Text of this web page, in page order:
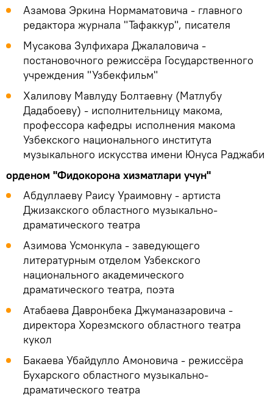
Азамова Эркина Нормаматовича - главного
редактора журнала "Тафаккур", писателя
Мусакова Зулфихара Джалаловича -
постановочного режиссёра Государственного
учреждения "Узбекфильм"
Халилову Мавлуду Болтаевну (Матлубу
Дадабоеву) - исполнительницу макома,
профессора кафедры исполнения макома
Узбекского национального института
музыкального искусства имени Юнуса Раджаби
орденом "Фидокорона хизматлари учун"
Абдуллаеву Раису Ураимовну - артиста
Джизакского областного музыкально-
драматического театра
Азимова Усмонкула - заведующего
литературным отделом Узбекского
национального академического
драматического театра, поэта
Атабаева Давронбека Джуманазаровича -
директора Хорезмского областного театра
кукол
Бакаева Убайдулло Амоновича - режиссёра
Бухарского областного музыкально-
драматического театра